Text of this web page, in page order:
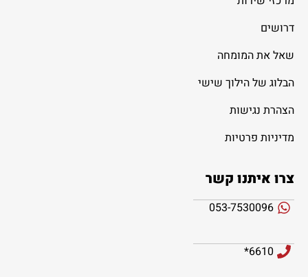
דרושים
שאל את המומחה
הבלוג של הילוך שישי
הצהרת נגישות
מדיניות פרטיות
צרו איתנו קשר
053-7530096
6610*